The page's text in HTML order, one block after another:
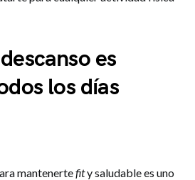
es
los días
mantenertefity saludable es uno